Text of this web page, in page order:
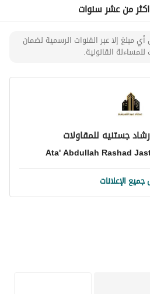
اكثر من عشر سنوات
أي مبلغ إلا عبر القنوات الرسمية لضمان
القانونية.
جستنيه للمقاولات
Ata' Abdullah Rashad
الإعلانات